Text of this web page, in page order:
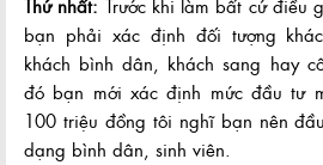
Thứ nhất: Trước khi làm bất cứ điều
bạn phải xác định đối tượng
khách bình dân, khách sang hay
đó bạn mới xác định mức đầu tư
100 triệu đồng tôi nghĩ bạn nên
dạng bình dân, sinh viên.